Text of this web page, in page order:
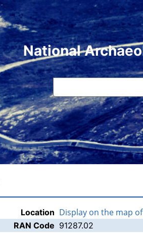
National
Location Display on the map
RAN Code 91287.02